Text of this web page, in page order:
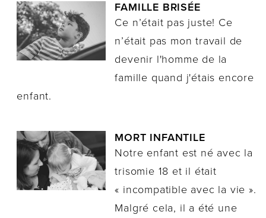
FAMILLE BRISÉE
Ce n’était pas juste! Ce
n’était pas mon travail de
devenir l'homme de la
famille quand j'étais encore
enfant.
MORT INFANTILE
Notre enfant est né avec la
trisomie 18 et il était
« incompatible avec la vie ».
Malgré cela, il a été une